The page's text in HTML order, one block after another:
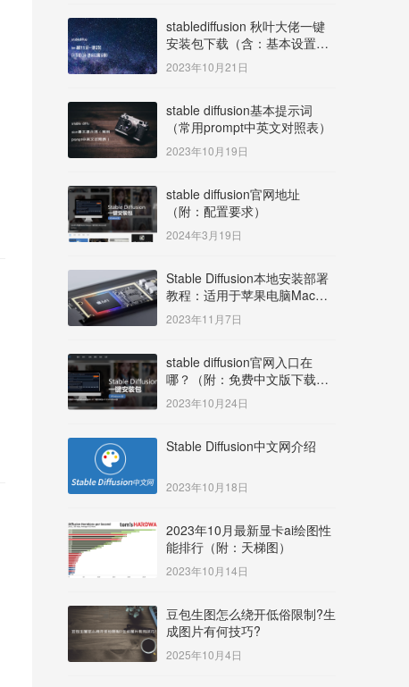
stablediffusion 秋叶大佬一键
安装包下载（含：基本设置说
明）
2023年10月21日
stable diffusion基本提示词
（常用prompt中英文对照表）
2023年10月19日
stable diffusion官网地址
（附：配置要求）
2024年3月19日
Stable Diffusion本地安装部署
教程：适用于苹果电脑Mac
OS系统M系列芯片：
MacBook/iMac等
2023年11月7日
stable diffusion官网入口在
哪？（附：免费中文版下载安
装教程）
2023年10月24日
Stable Diffusion中文网介绍
2023年10月18日
2023年10月最新显卡ai绘图性
能排行（附：天梯图）
2023年10月14日
豆包生图怎么绕开低俗限制?生
成图片有何技巧?
2025年10月4日